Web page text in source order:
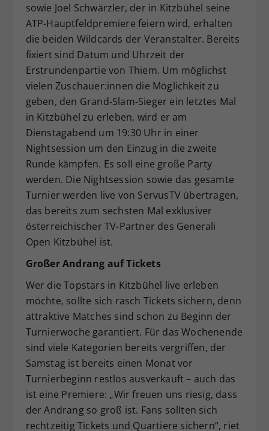
sowie Joel Schwärzler, der in Kitzbühel seine
ATP-Hauptfeldpremiere feiern wird, erhalten
die beiden Wildcards der Veranstalter. Bereits
fixiert sind Datum und Uhrzeit der
Erstrundenpartie von Thiem. Um möglichst
vielen Zuschauer:innen die Möglichkeit zu
geben, den Grand-Slam-Sieger ein letztes Mal
in Kitzbühel zu erleben, wird er am
Dienstagabend um 19:30 Uhr in einer
Nightsession um den Einzug in die zweite
Runde kämpfen. Es soll eine große Party
werden. Die Nightsession sowie das gesamte
Turnier werden live von ServusTV übertragen,
das bereits zum sechsten Mal exklusiver
österreichischer TV-Partner des Generali
Open Kitzbühel ist.
Großer Andrang auf Tickets
Wer die Topstars in Kitzbühel live erleben
möchte, sollte sich rasch Tickets sichern, denn
attraktive Matches sind schon zu Beginn der
Turnierwoche garantiert. Für das Wochenende
sind viele Kategorien bereits vergriffen, der
Samstag ist bereits einen Monat vor
Turnierbeginn restlos ausverkauft – auch das
ist eine Premiere: „Wir freuen uns riesig, dass
der Andrang so groß ist. Fans sollten sich
rechtzeitig Tickets und Quartiere sichern“, riet